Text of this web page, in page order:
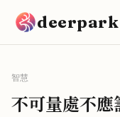
deerpark
智慧
不可量處不